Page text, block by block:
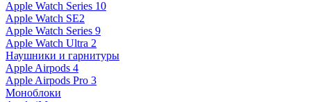
Apple Watch Series 10
Apple Watch SE2
Apple Watch Series 9
Apple Watch Ultra 2
Наушники и гарнитуры
Apple Airpods 4
Apple Airpods Pro 3
Моноблоки